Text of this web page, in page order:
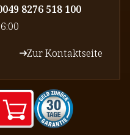
8276 518 100
Zur Kontaktseite